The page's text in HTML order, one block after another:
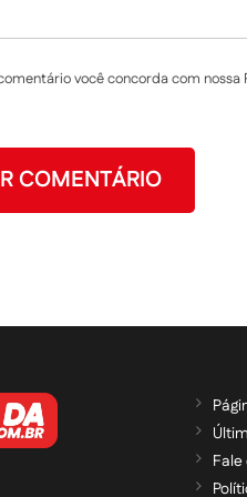
você concorda com